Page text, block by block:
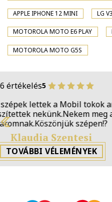
APPLE IPHONE 12 MINI LG
MOTOROLA MOTO E6 PLAY
MOTOROLA MOTO G5S
6 értékelés5
A nagyszülők
elégedettek voltunk!
rajtuk :)
Tamás
Previous
TOVÁBBI VÉLEMÉNYEK